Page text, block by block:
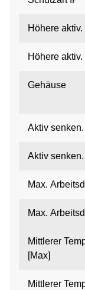
Höhere aktiv.
Höhere aktiv.
Gehäuse
Aktiv senken.
Aktiv senken.
Max.
Max.
Mittlerer
[Max]
Mittlerer